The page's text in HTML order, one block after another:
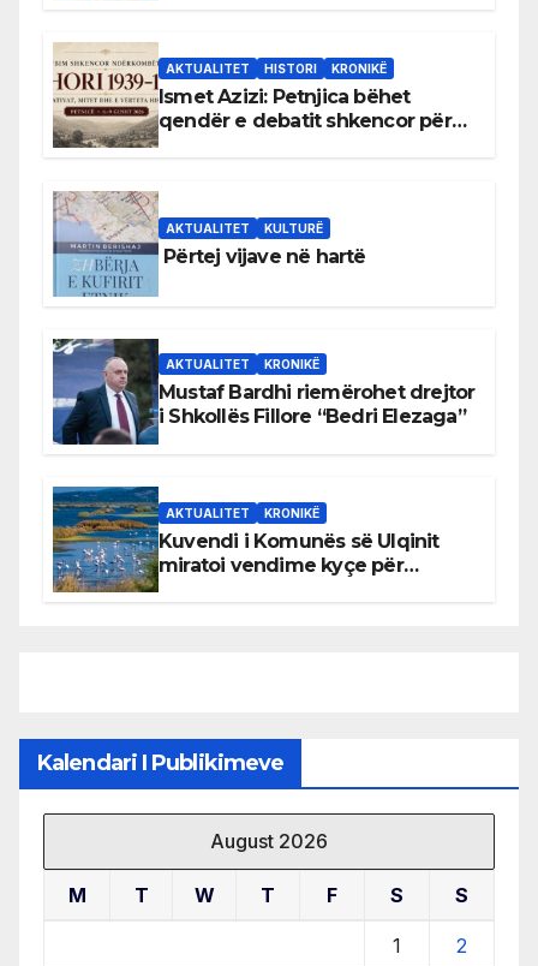
AKTUALITET HISTORI KRONIKË
Ismet Azizi: Petnjica bëhet
qendër e debatit shkencor për
AKTUALITET KULTURË
Përtej vijave në hartë
AKTUALITET KRONIKË
Mustaf Bardhi riemërohet drejtor
i Shkollës Fillore “Bedri Elezaga”
AKTUALITET KRONIKË
Kuvendi i Komunës së Ulqinit
miratoi vendime kyçe për
Kalendari I Publikimeve
August 2026
M T W T F S S
1 2